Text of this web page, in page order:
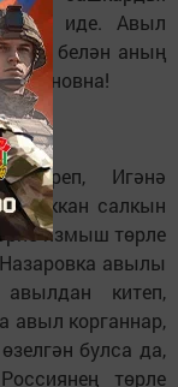
иде. Авыл
белән аның
Игәнә
аккан салкын
язмыш төрле
авылы
китеп,
авыл корганнар,
булса да,
төрле